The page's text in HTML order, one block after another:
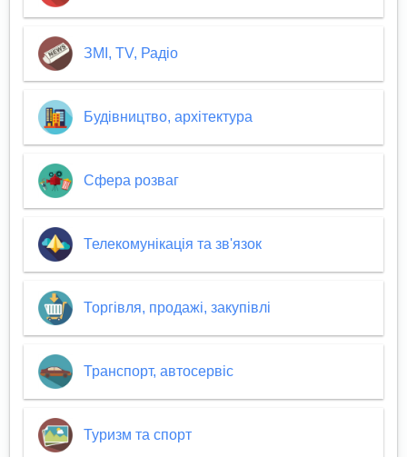
ЗМІ, TV, Радіо
Будівництво, архітектура
Сфера розваг
Телекомунікація та зв'язок
Торгівля, продажі, закупівлі
Транспорт, автосервіс
Туризм та спорт